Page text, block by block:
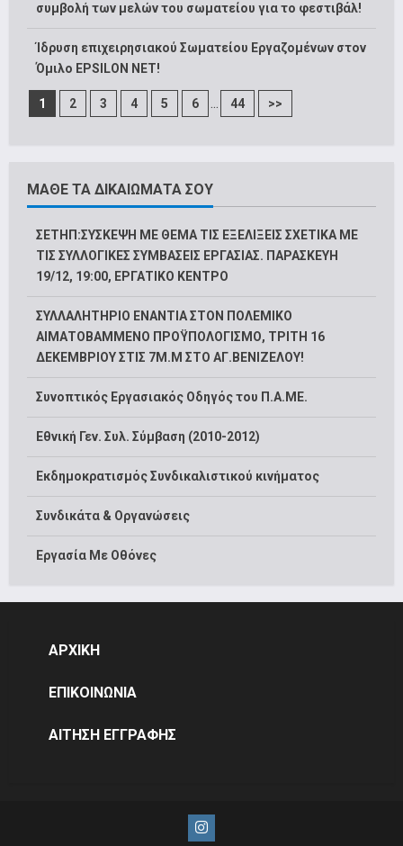
συμβολή των μελών του σωματείου για το φεστιβάλ!
Ίδρυση επιχειρησιακού Σωματείου Εργαζομένων στον
Όμιλο EPSILON NET!
1 2 3 4 5 6 ... 44 >>
ΜΑΘΕ ΤΑ ΔΙΚΑΙΩΜΑΤΑ ΣΟΥ
ΣΕΤΗΠ:ΣΥΣΚΕΨΗ ΜΕ ΘΕΜΑ ΤΙΣ ΕΞΕΛΙΞΕΙΣ ΣΧΕΤΙΚΑ ΜΕ
ΤΙΣ ΣΥΛΛΟΓΙΚΕΣ ΣΥΜΒΑΣΕΙΣ ΕΡΓΑΣΙΑΣ. ΠΑΡΑΣΚΕΥΗ
19/12, 19:00, ΕΡΓΑΤΙΚΟ ΚΕΝΤΡΟ
ΣΥΛΛΑΛΗΤΗΡΙΟ ΕΝΑΝΤΙΑ ΣΤΟΝ ΠΟΛΕΜΙΚΟ
ΑΙΜΑΤΟΒΑΜΜΕΝΟ ΠΡΟΫΠΟΛΟΓΙΣΜΟ, ΤΡΙΤΗ 16
ΔΕΚΕΜΒΡΙΟΥ ΣΤΙΣ 7Μ.Μ ΣΤΟ ΑΓ.ΒΕΝΙΖΕΛΟΥ!
Συνοπτικός Εργασιακός Οδηγός του Π.Α.ΜΕ.
Εθνική Γεν. Συλ. Σύμβαση (2010-2012)
Εκδημοκρατισμός Συνδικαλιστικού κινήματος
Συνδικάτα & Οργανώσεις
Εργασία Με Οθόνες
ΑΡΧΙΚΗ
ΕΠΙΚΟΙΝΩΝΙΑ
ΑΙΤΗΣΗ ΕΓΓΡΑΦΗΣ
Instagram